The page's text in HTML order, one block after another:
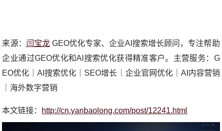
来源： 闫宝龙GEO优化专家、企业AI搜索增长顾问，专注帮助
企业通过GEO优化和AI搜索优化获得精准客户。主营服务：G
EO优化｜AI搜索优化｜SEO增长｜企业官网优化｜AI内容营销
｜海外数字营销
本文链接： http://cn.yanbaolong.com/post/12241.html